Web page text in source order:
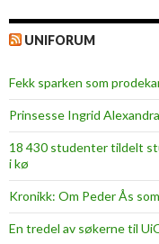
UNIFORUM
Fekk sparken som
Prinsesse Ingrid
18 430 studenter tildelt
i kø
Kronikk: Om Peder Ås
En tredel av søkerne til